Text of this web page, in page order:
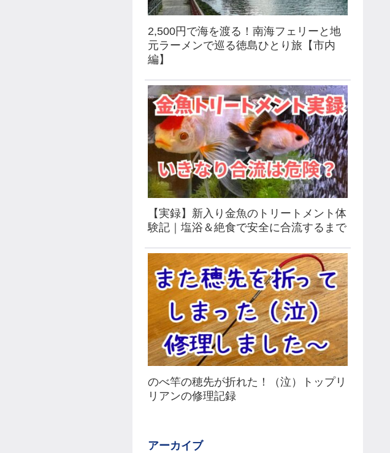
2,500円で海を渡る！南海フェリーと地
元ラーメンで巡る徳島ひとり旅【市内
編】
【実録】新入り金魚のトリートメント体
験記｜塩浴＆絶食で安全に合流するまで
のべ竿の穂先が折れた！（泣）トップリ
リアンの修理記録
アーカイブ